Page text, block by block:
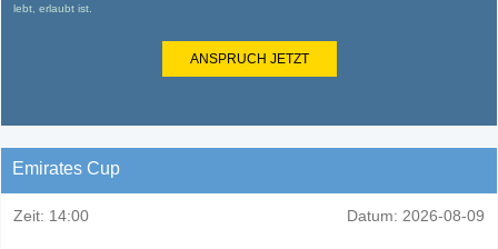
lebt, erlaubt ist.
ANSPRUCH JETZT
Emirates Cup
Zeit: 14:00 Datum: 2026-08-09